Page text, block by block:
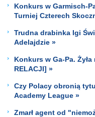
Konkurs w Garmisch-
Turniej Czterech
Trudna drabinka Igi
Adelajdzie »
Konkurs w Ga-Pa.
RELACJI] »
Czy Polacy obronią
Academy League »
Zmarł agent od